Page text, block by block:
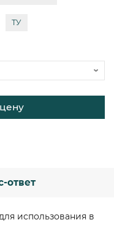
ТУ
ответ
использования в